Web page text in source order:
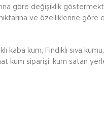
göre değişiklik
ve özelliklerine
kaba kum, Fındıklı sıva
kum siparişi, kum satan